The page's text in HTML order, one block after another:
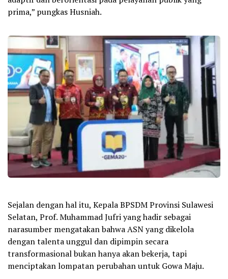
prima,” pungkas Husniah.
Sejalan dengan hal itu, Kepala BPSDM Provinsi Sulawesi
Selatan, Prof. Muhammad Jufri yang hadir sebagai
narasumber mengatakan bahwa ASN yang dikelola
dengan talenta unggul dan dipimpin secara
transformasional bukan hanya akan bekerja, tapi
menciptakan lompatan perubahan untuk Gowa Maju.